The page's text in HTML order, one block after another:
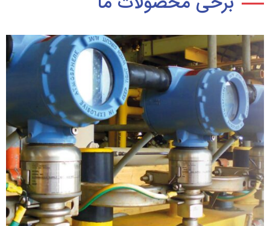
شیرهای اتوماتیکی و شیرهای اطمینان
ادامه مطلب
شیرهای اتوماتیکی و شیرهای اطمینان